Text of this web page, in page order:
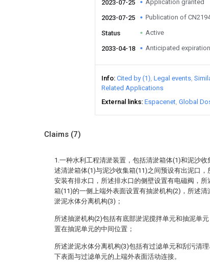
2023-07-25 Application granted
2023-07-25 Publication of
Status Active
2033-04-18 Anticipated expiration
Info Cited by (1) Legal events
Related Applications
External links Espacenet Global
Claims (7)
1.一种水利工程清淤装置，包括清淤箱体(1)和泥沙
述清淤箱体(1)与泥沙收集箱(11)之间预设有出泥口
安装有排水口，所述排水口的侧壁设置有电磁阀，
箱(11)的一侧上端外表面设置有抽淤机构(2)，所述
淤泥水体分离机构(3)；
所述抽淤机构(2)包括有底部淤泥搅拌单元和抽泥单
置在抽泥单元的中间位置；
所述淤泥水体分离机构(3)包括有过滤单元和刮污清
下表面与过滤单元的上端外表面活动连接。